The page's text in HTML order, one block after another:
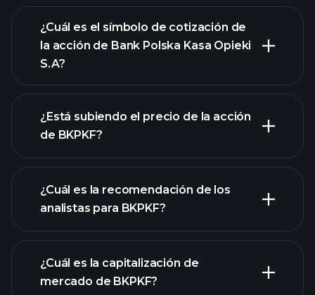
gráfico avanzado
¿Cuál es el símbolo de cotización de
la acción de Bank Polska Kasa Opieki
S.A?
¿Está subiendo el precio de la acción
de BKPKF?
gráfico de
BKPKF
¿Cuál es la recomendación de los
analistas para BKPKF?
¿Cuál es la capitalización de
mercado de BKPKF?